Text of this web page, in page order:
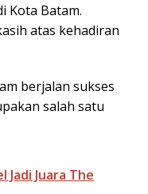
Kota Batam.
atas kehadiran
berjalan sukses
salah satu
Jadi Juara The